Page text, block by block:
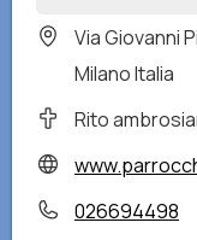
Via Giovanni
Milano Italia
Rito
026694498